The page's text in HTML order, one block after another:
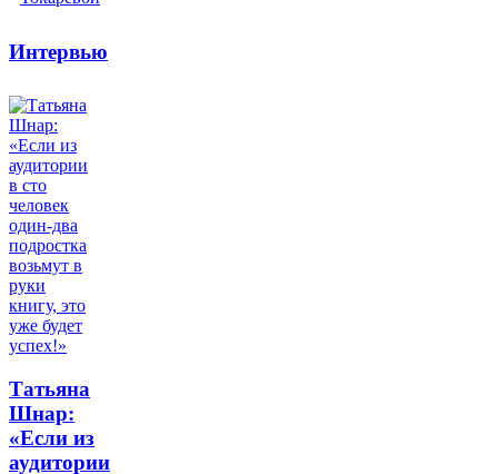
Интервью
Татьяна
Шнар:
«Если из
аудитории